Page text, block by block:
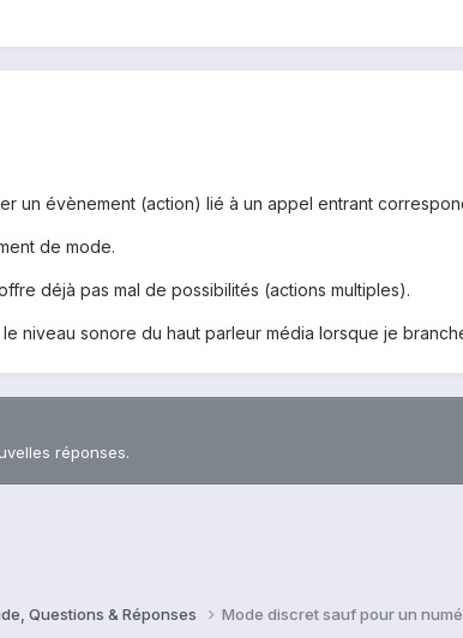
un évènement (action) lié à un appel entrant
de mode.
déjà pas mal de possibilités (actions multiples).
niveau sonore du haut parleur média lorsque je
réponses.
Questions & Réponses Mode discret sauf pour un